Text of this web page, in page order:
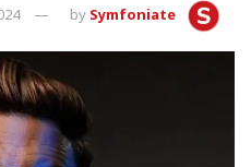
by Symfoniate